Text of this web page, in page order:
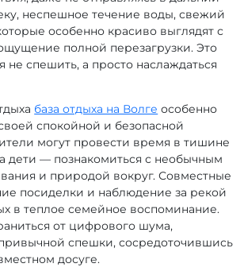
неспешное течение воды, свежий
особенно красиво выглядят с
полной перезагрузки. Это
не спешить, а просто наслаждаться
база отдыха на Волге особенно
спокойной и безопасной
могут провести время в тишине
дети — познакомиться с необычным
и природой вокруг. Совместные
посиделки и наблюдение за рекой
в теплое семейное воспоминание.
от цифрового шума,
спешки, сосредоточившись
досуге.